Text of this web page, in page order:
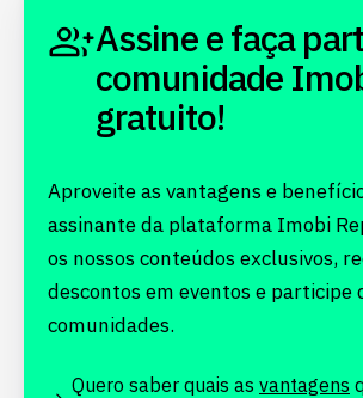
Assine e faça
comunidade
gratuito!
Aproveite as vantagens e
assinante da plataforma Imobi
os nossos conteúdos exclusivos,
descontos em eventos e participe
comunidades.
Quero saber quais as vantagens